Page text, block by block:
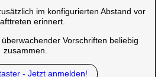
im konfigurierten Abstand vor
erinnert.
Vorschriften beliebig
zusammen.
- Jetzt anmelden!